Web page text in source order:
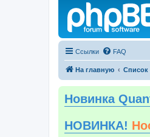
Ссылки FAQ
На главную
Новинка
НОВИНКА!